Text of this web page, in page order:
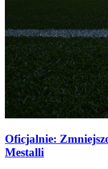
Oficjalnie:
Mestalli